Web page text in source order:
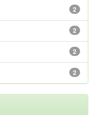
2
2
2
2